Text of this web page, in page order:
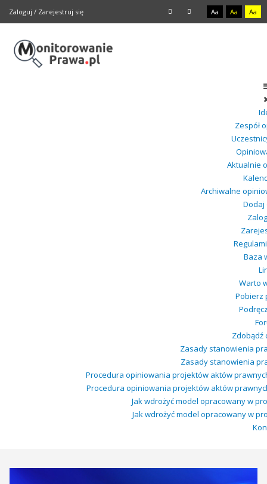
Zaloguj / Zarejestruj się Aa Aa Aa
Zespół
Aktualnie
Archiwalne
Dodaj
Baza
Warto
Pobierz
Zdobądź
Zasady stanowienia
Zasady stanowienia
Procedura opiniowania projektów aktów
Procedura opiniowania projektów aktów
Jak wdrożyć model opracowany w
Jak wdrożyć model opracowany w